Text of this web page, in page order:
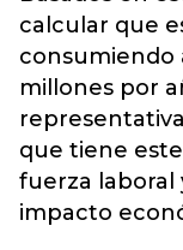
calcular que
consumiendo
millones por
que tiene
fuerza laboral
impacto